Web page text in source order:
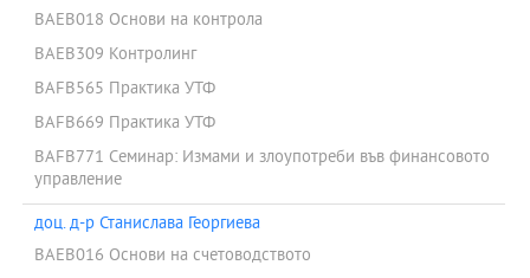
BAEB018 Основи на контрола
BAEB309 Контролинг
BAFB565 Практика УТФ
BAFB669 Практика УТФ
BAFB771 Семинар: Измами и злоупотреби във финансовото
управление
доц. д-р Станислава Георгиева
BAEB016 Основи на счетоводството